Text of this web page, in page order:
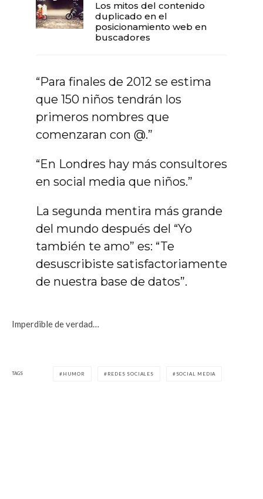
Los mitos del contenido
duplicado en el
posicionamiento web en
buscadores
“Para finales de 2012 se estima
que 150 niños tendrán los
primeros nombres que
comenzaran con @.”
“En Londres hay más consultores
en social media que niños.”
La segunda mentira más grande
del mundo después del “Yo
también te amo” es: “Te
desuscribiste satisfactoriamente
de nuestra base de datos”.
Imperdible de verdad…
TAGS HUMOR REDES SOCIALES SOCIAL MEDIA